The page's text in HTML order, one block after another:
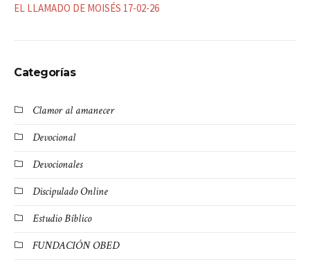
EL LLAMADO DE MOISÉS 17-02-26
Categorías
Clamor al amanecer
Devocional
Devocionales
Discipulado Online
Estudio Bíblico
FUNDACIÓN OBED